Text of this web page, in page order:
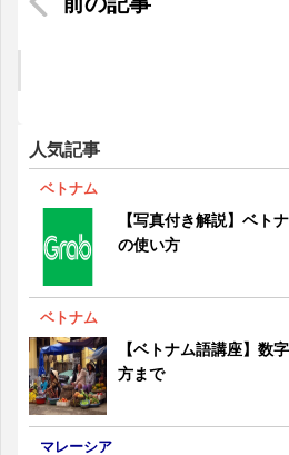
ベトナムの大人気観光地の
インドネシア・ジャカルタで
人気記事
ベトナム
【写真付き解説】ベト
の使い方
ベトナム
【ベトナム語講座】数
方まで
マレーシア